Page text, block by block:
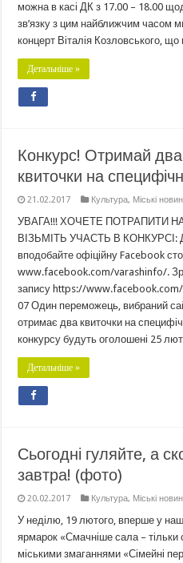
можна в касі ДК з 17.00 – 18.00
зв’язку з цим найближчим часом
концерт Віталія Козловського,
Детальніше »
Конкурс! Отримай два
квиточки на
21.02.2017 Культура, Міські
УВАГА!!! ХОЧЕТЕ ПОТРАПИТИ
ВІЗЬМІТЬ УЧАСТЬ В КОНКУРСІ:
вподобайте офіційну Facebook
www.facebook.com/varashinfo/.
запису https://
07 Один переможець, вибраний
отримає два квиточки на
конкурсу будуть оголошені 25
Детальніше »
Сьогодні гуляйте, а
завтра! (фото)
20.02.2017 Культура, Міські
У неділю, 19 лютого, вперше у
ярмарок «Смачніше сала –
міськими змаганнями «Сімейні